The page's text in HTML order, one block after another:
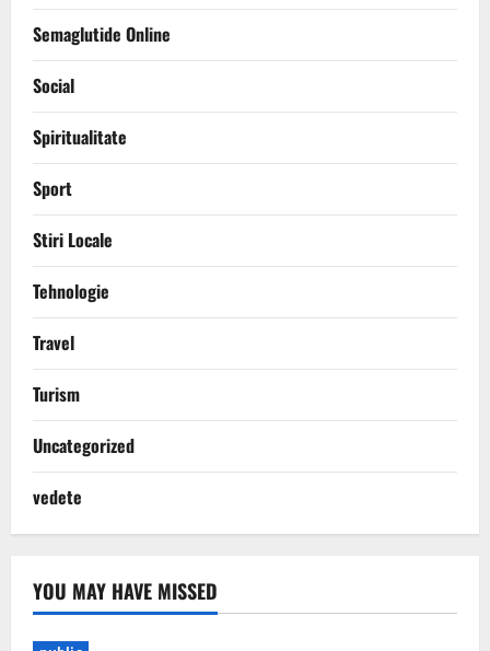
Semaglutide Online
Social
Spiritualitate
Sport
Stiri Locale
Tehnologie
Travel
Turism
Uncategorized
vedete
YOU MAY HAVE MISSED